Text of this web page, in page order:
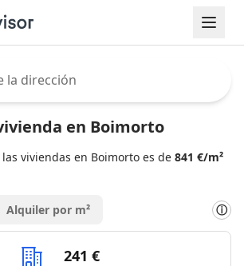
en Boimorto
viviendas en Boimorto es de 841 €/m²
Alquiler por m² ⓘ
241 €